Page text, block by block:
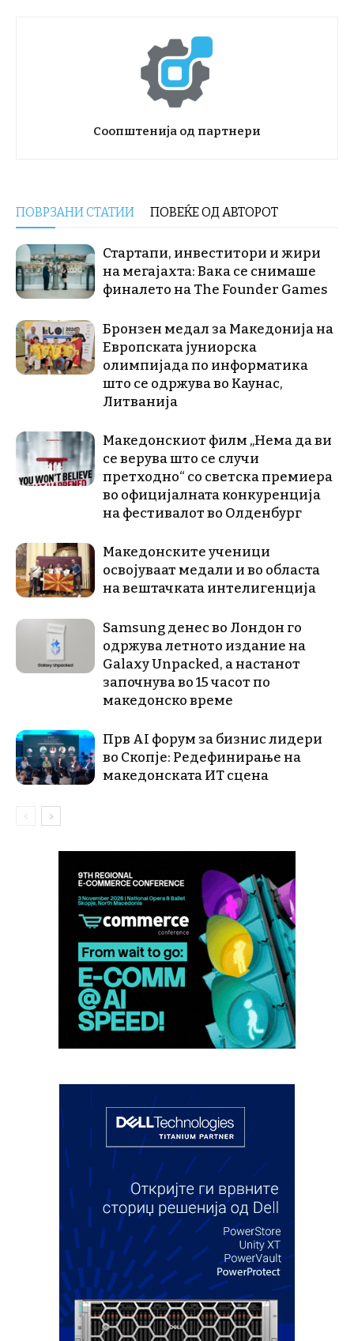
Соопштенија од партнери
ПОВРЗАНИ СТАТИИ ПОВЕЌЕ ОД АВТОРОТ
Стартапи, инвеститори и жири
на мегајахта: Вака се снимаше
финалето на The Founder Games
Бронзен медал за Македонија на
Европската јуниорска
олимпијада по информатика
што се одржува во Каунас,
Литванија
Македонскиот филм „Нема да ви
се верува што се случи
претходно“ со светска премиера
во официјалната конкуренција
на фестивалот во Олденбург
Македонските ученици
освојуваат медали и во областа
на вештачката интелигенција
Samsung денес во Лондон го
одржува летното издание на
Galaxy Unpacked, a настанот
започнува во 15 часот по
македонско време
Прв AI форум за бизнис лидери
во Скопје: Редефинирање на
македонската ИТ сцена